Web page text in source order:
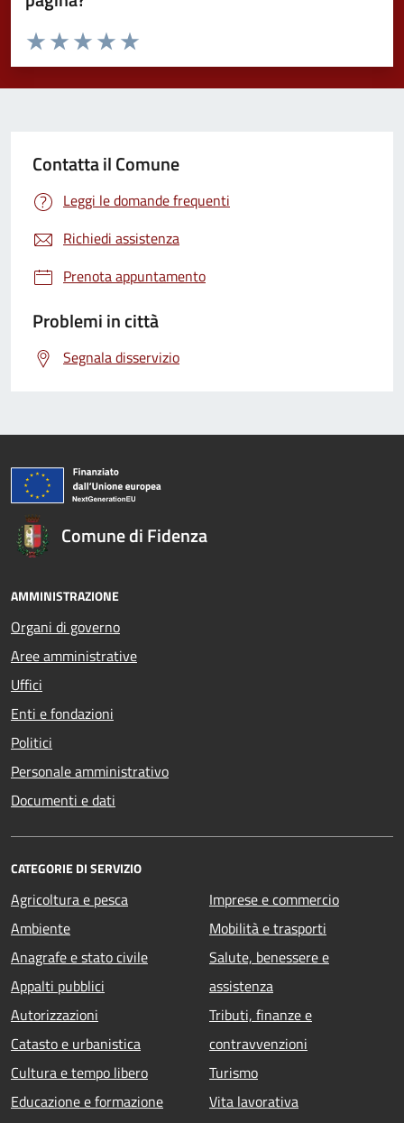
Valuta da 1 a 5 stelle la pagina
Valuta 5 stelle su 5
Valuta 4 stelle su 5
Valuta 3 stelle su 5
Valuta 2 stelle su 5
Valuta 1 stelle su 5
Contatta il Comune
Leggi le domande frequenti
Richiedi assistenza
Prenota appuntamento
Problemi in città
Segnala disservizio
Comune di Fidenza
AMMINISTRAZIONE
Organi di governo
Aree amministrative
Uffici
Enti e fondazioni
Politici
Personale amministrativo
Documenti e dati
CATEGORIE DI SERVIZIO
Agricoltura e pesca
Ambiente
Anagrafe e stato civile
Appalti pubblici
Autorizzazioni
Catasto e urbanistica
Cultura e tempo libero
Educazione e formazione
Imprese e commercio
Mobilità e trasporti
Salute, benessere e
assistenza
Tributi, finanze e
contravvenzioni
Turismo
Vita lavorativa